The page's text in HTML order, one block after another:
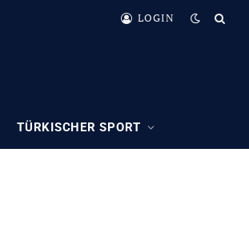
LOGIN
TÜRKISCHER SPORT